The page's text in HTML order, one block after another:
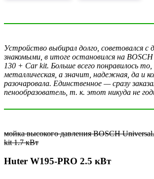
Устройство выбирал долго, советовался с
знакомыми, в итоге остановился на
130 + Car kit. Больше всего понравилось
металлическая, а значит, надежная, да и
разочаровала. Единственное — сразу
пенообразователь, т. к. этот никуда не
мойка высокого давления BOSCH
kit 1.7 кВт
Huter W195-PRO 2.5 кВт